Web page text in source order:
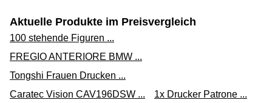
Aktuelle Produkte im Preisvergleich
100 stehende Figuren ...
FREGIO ANTERIORE BMW ...
Tongshi Frauen Drucken ...
Caratec Vision CAV196DSW ...
1x Drucker Patrone ...